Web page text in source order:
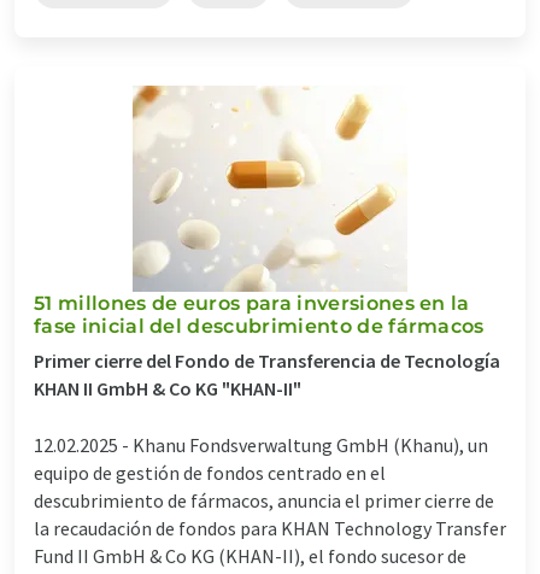
51 millones de euros para inversiones en la
fase inicial del descubrimiento de fármacos
Primer cierre del Fondo de Transferencia de Tecnología
KHAN II GmbH & Co KG "KHAN-II"
12.02.2025 - Khanu Fondsverwaltung GmbH (Khanu), un
equipo de gestión de fondos centrado en el
descubrimiento de fármacos, anuncia el primer cierre de
la recaudación de fondos para KHAN Technology Transfer
Fund II GmbH & Co KG (KHAN-II), el fondo sucesor de